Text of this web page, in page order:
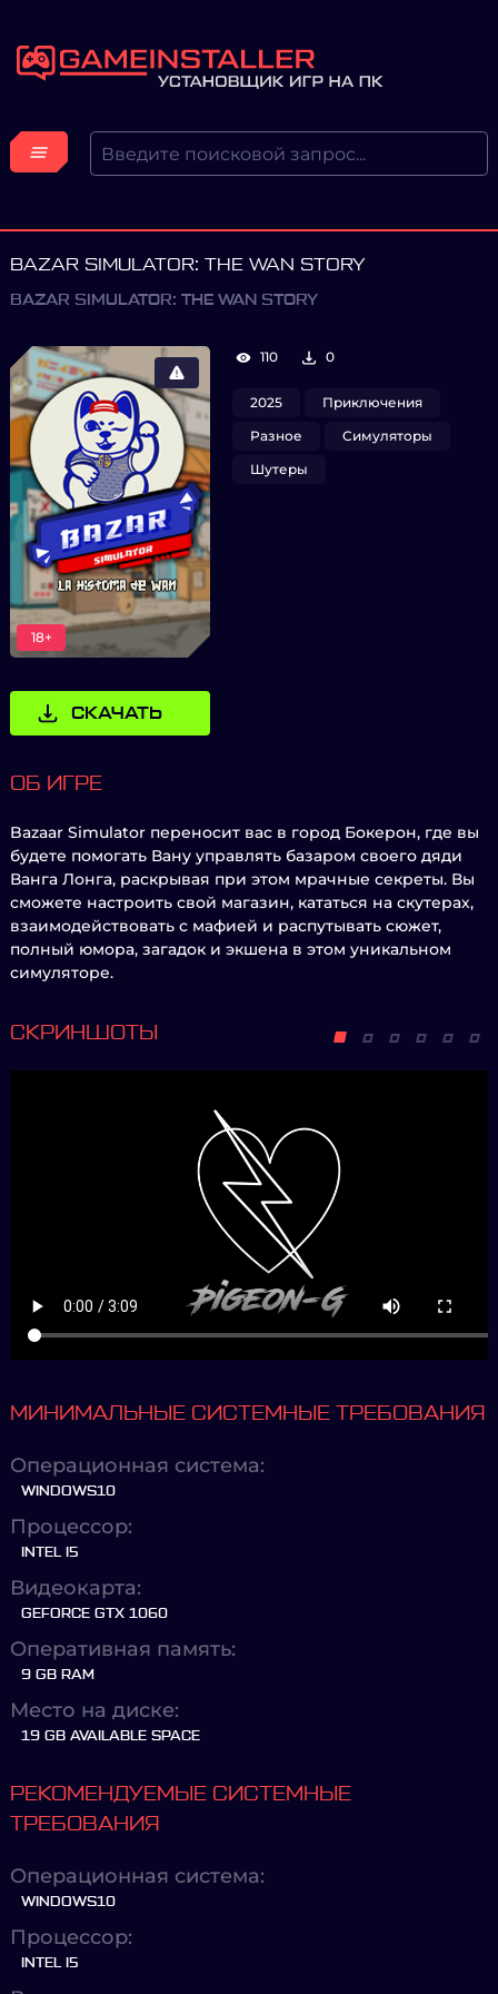
BAZAR SIMULATOR: THE WAN STORY
BAZAR SIMULATOR: THE WAN STORY
18+
СКАЧАТЬ
110 0
2025
Приключения
Разное
Симуляторы
Шутеры
ОБ ИГРЕ
Bazaar Simulator переносит вас в город Бокерон, где вы
будете помогать Вану управлять базаром своего дяди
Ванга Лонга, раскрывая при этом мрачные секреты. Вы
сможете настроить свой магазин, кататься на скутерах,
взаимодействовать с мафией и распутывать сюжет,
полный юмора, загадок и экшена в этом уникальном
симуляторе.
СКРИНШОТЫ
МИНИМАЛЬНЫЕ СИСТЕМНЫЕ ТРЕБОВАНИЯ
Операционная система:
WINDOWS10
Процессор:
INTEL I5
Видеокарта:
GEFORCE GTX 1060
Оперативная память:
9 GB RAM
Место на диске:
19 GB AVAILABLE SPACE
РЕКОМЕНДУЕМЫЕ СИСТЕМНЫЕ
ТРЕБОВАНИЯ
Операционная система:
WINDOWS10
Процессор:
INTEL I5